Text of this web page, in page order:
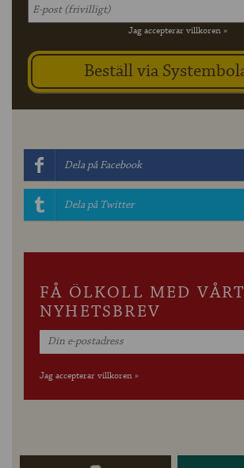
Jag accepterar villkoren »
Dela på Facebook
Dela på Twitter
FÅ ÖLKOLL MED VÅRT
NYHETSBREV
Jag accepterar villkoren »